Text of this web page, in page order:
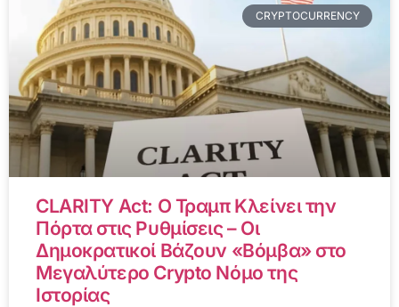
CRYPTOCURRENCY
CLARITY Act: Ο Τραμπ Κλείνει την
Πόρτα στις Ρυθμίσεις – Οι
Δημοκρατικοί Βάζουν «Βόμβα» στο
Μεγαλύτερο Crypto Νόμο της
Ιστορίας